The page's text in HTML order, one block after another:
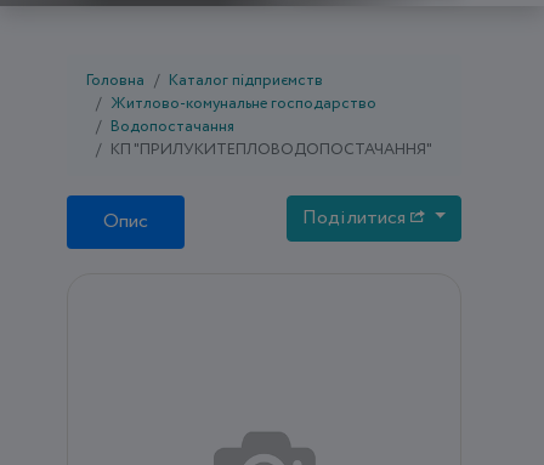
Головна
Каталог підприємств
Житлово-комунальне господарство
Водопостачання
КП "ПРИЛУКИТЕПЛОВОДОПОСТАЧАННЯ"
Опис Поділитися